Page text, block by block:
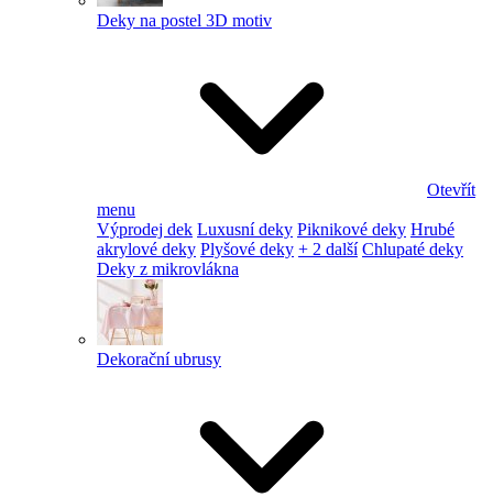
Deky na postel 3D motiv
Otevřít
menu
Výprodej dek Luxusní deky Piknikové deky Hrubé
akrylové deky Plyšové deky + 2 další Chlupaté deky
Deky z mikrovlákna
Dekorační ubrusy